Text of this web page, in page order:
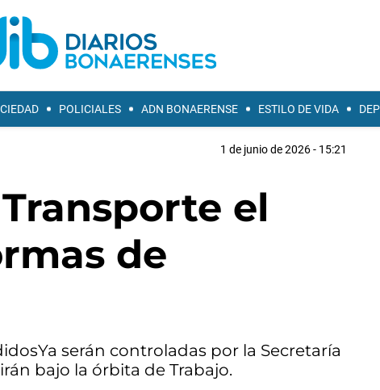
POLICIALES ADN BONAERENSE ESTILO DE VIDA
1 de junio de 2026 - 15:21
el
de
serán controladas por la Secretaría
bajo la órbita de Trabajo.